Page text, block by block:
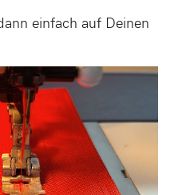
einfach auf Deinen